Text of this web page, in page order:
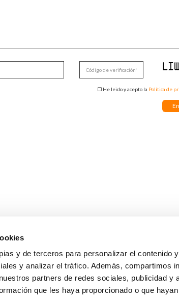
y de terceros para personalizar el contenido
y analizar el tráfico. Además, compartimos
partners de redes sociales, publicidad y
que les haya proporcionado o que
He leido y acepto la Política de